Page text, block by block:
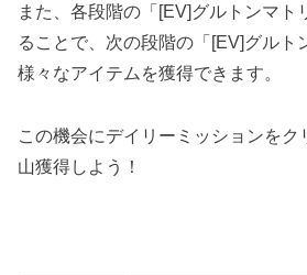
また、各段階の「[EV]グルトンマト
ることで、次の段階の「[EV]グルト
様々なアイテムを獲得できます。
この機会にデイリーミッションをク
山獲得しよう！